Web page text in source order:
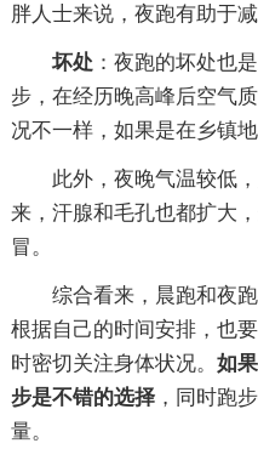
胖人士来说，夜跑有助于减
坏处 ：夜跑的坏处也
步，在经历晚高峰后空气
况不一样，如果是在乡镇
此外，夜晚气温较低
来，汗腺和毛孔也都扩大
冒。
综合看来，晨跑和夜
根据自己的时间安排，也
时密切关注身体状况。 如
步是不错的选择，同时跑
量。